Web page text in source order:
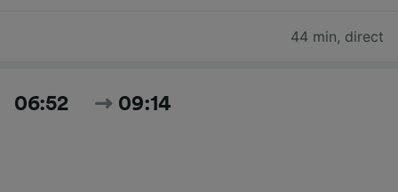
44 min, direct
06:52 09:14